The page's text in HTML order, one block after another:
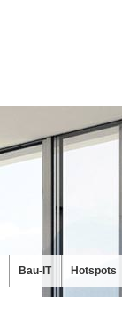
Bau-IT Hotspots